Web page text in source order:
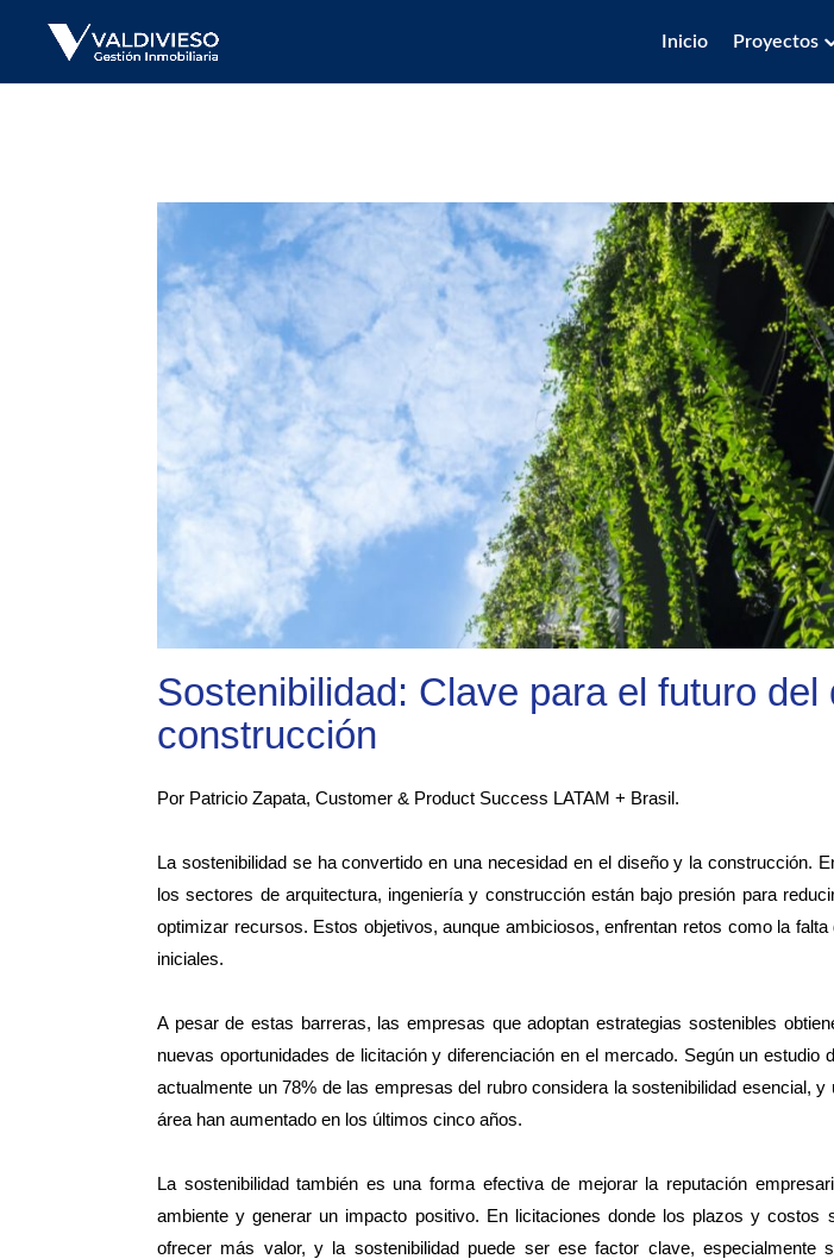
Inicio Proyectos
Sostenibilidad: Clave para el futuro del
construcción
Por Patricio Zapata, Customer & Product Success LATAM + Brasil.
La sostenibilidad se ha convertido en una necesidad en el diseño y la construcción.
los sectores de arquitectura, ingeniería y construcción están bajo presión para
optimizar recursos. Estos objetivos, aunque ambiciosos, enfrentan retos como la
iniciales.
A pesar de estas barreras, las empresas que adoptan estrategias sostenibles
nuevas oportunidades de licitación y diferenciación en el mercado. Según un estudio
actualmente un 78% de las empresas del rubro considera la sostenibilidad esencial,
área han aumentado en los últimos cinco años.
La sostenibilidad también es una forma efectiva de mejorar la reputación
ambiente y generar un impacto positivo. En licitaciones donde los plazos y costos
ofrecer más valor, y la sostenibilidad puede ser ese factor clave, especialmente